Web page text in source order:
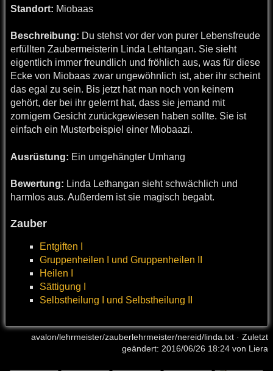
Standort: Miobaas
Beschreibung: Du stehst vor der von purer Lebensfreude
erfüllten Zaubermeisterin Linda Lehtangan. Sie sieht
eigentlich immer freundlich und fröhlich aus, was für diese
Ecke von Miobaas zwar ungewöhnlich ist, aber ihr scheint
das egal zu sein. Bis jetzt hat man noch von keinem
gehört, der bei ihr gelernt hat, dass sie jemand mit
zornigem Gesicht zurückgewiesen haben sollte. Sie ist
einfach ein Musterbeispiel einer Miobaazi.
Ausrüstung: Ein umgehängter Umhang
Bewertung: Linda Lethangan sieht schwächlich und
harmlos aus. Außerdem ist sie magisch begabt.
Zauber
Entgiften I
Gruppenheilen I und Gruppenheilen II
Heilen I
Sättigung I
Selbstheilung I und Selbstheilung II
avalon/lehrmeister/zauberlehrmeister/nereid/linda.txt · Zuletzt
geändert: 2016/06/26 18:24 von Liera